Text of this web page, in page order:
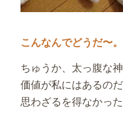
こんなんでどうだ〜
ちゅうか、太っ腹な
価値が私にはあるの
思わざるを得なかった